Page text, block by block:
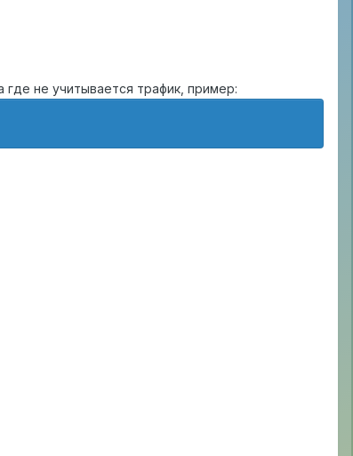
где не учитывается трафик, пример: